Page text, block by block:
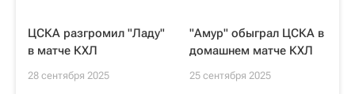
ЦСКА разгромил "Ладу"
в матче КХЛ
28 сентября 2025
"Амур" обыграл ЦСКА в
домашнем матче КХЛ
25 сентября 2025